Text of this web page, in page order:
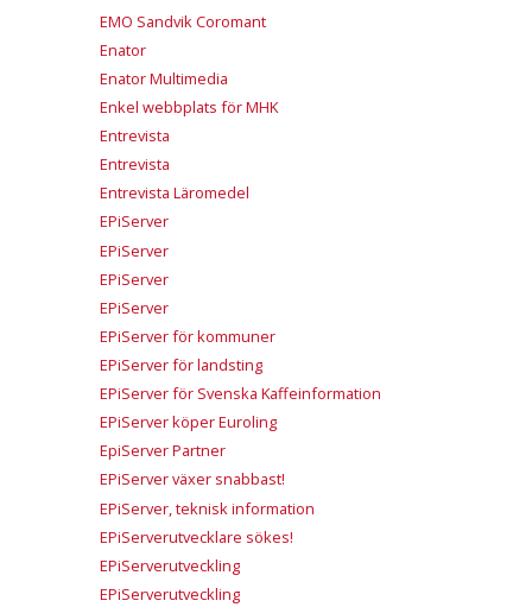
EMO Sandvik Coromant
Enator
Enator Multimedia
Enkel webbplats för MHK
Entrevista
Entrevista
Entrevista Läromedel
EPiServer
EPiServer
EPiServer
EPiServer
EPiServer för kommuner
EPiServer för landsting
EPiServer för Svenska Kaffeinformation
EPiServer köper Euroling
EpiServer Partner
EPiServer växer snabbast!
EPiServer, teknisk information
EPiServerutvecklare sökes!
EPiServerutveckling
EPiServerutveckling